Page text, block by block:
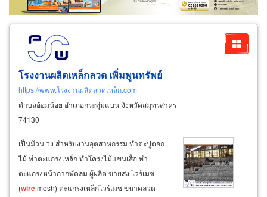
ผู้ส่งออก/นำเข้า
ธุรกิจบริการ
โรงงานผลิตเหล็กลวด เพิ่มพูนทรัพย์
https://www.โรงงานผลิตลวดเหล็ก.com
ตำบลอ้อมน้อย อำเภอกระทุ่มแบน จังหวัดสมุทรสาคร
74130
เป็นม้วน วง สำหรับงานอุตสาหกรรม ทำตะปูตอก
ไม้ ทำตะแกรงเหล็ก ทำโครงไม้แขนเสื้อ ทำ
ตะแกรงหน้ากากพัดลม ผู้ผลิต ขายส่ง ไวร์เมช
(wiremesh) ตะแกรงเหล็กไวร์เมช ขนาดลวด